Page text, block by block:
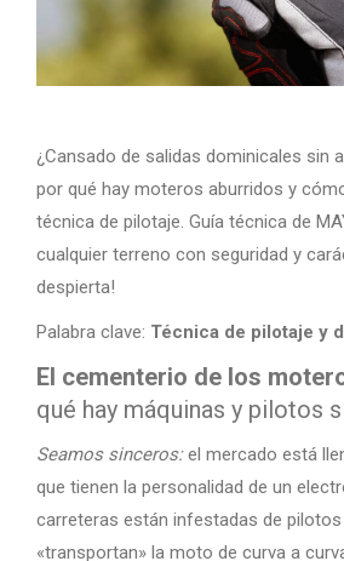
¿Cansado de salidas dominicales sin
por qué hay moteros aburridos y
técnica de pilotaje. Guía técnica de
cualquier terreno con seguridad y
despierta!
Palabra clave: Técnica de pilotaje y
El cementerio de los
qué hay máquinas y pilotos
Seamos sinceros:el mercado está
que tienen la personalidad de un
carreteras están infestadas de
«transportan» la moto de curva a